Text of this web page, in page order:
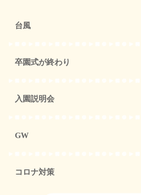
台風
卒園式が終わり
入園説明会
GW
コロナ対策